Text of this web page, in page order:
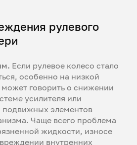
рулевого
Если рулевое колесо стало
особенно на низкой
может говорить о снижении
усилителя или
подвижных элементов
Чаще всего проблема
жидкости, износе
внутренних